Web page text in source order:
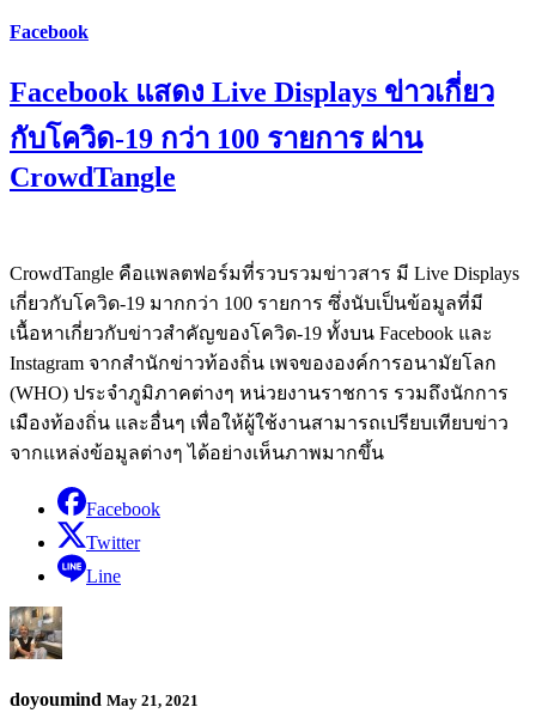
Facebook
Facebook แสดง Live Displays ข่าวเกี่ยว
กับโควิด-19 กว่า 100 รายการ ผ่าน
CrowdTangle
CrowdTangle คือแพลตฟอร์มที่รวบรวมข่าวสาร มี Live Displays
เกี่ยวกับโควิด-19 มากกว่า 100 รายการ ซึ่งนับเป็นข้อมูลที่มี
เนื้อหาเกี่ยวกับข่าวสำคัญของโควิด-19 ทั้งบน Facebook และ
Instagram จากสำนักข่าวท้องถิ่น เพจขององค์การอนามัยโลก
(WHO) ประจำภูมิภาคต่างๆ หน่วยงานราชการ รวมถึงนักการ
เมืองท้องถิ่น และอื่นๆ เพื่อให้ผู้ใช้งานสามารถเปรียบเทียบข่าว
จากแหล่งข้อมูลต่างๆ ได้อย่างเห็นภาพมากขึ้น
Facebook
Twitter
Line
doyoumind May 21, 2021